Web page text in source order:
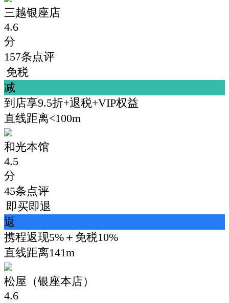
三越银座店
4.6
分
157条点评
免税
减
到店享9.5折+退税+VIP权益
直线距离<100m
和光本馆
4.5
分
45条点评
即买即退
返
携程返现5%＋免税10%
直线距离141m
松屋（银座本店）
4.6